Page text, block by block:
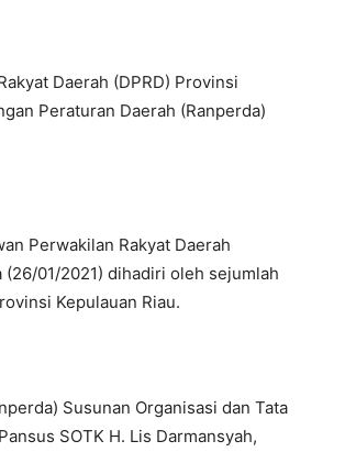
Daerah (DPRD) Provinsi
Peraturan Daerah (Ranperda)
Perwakilan Rakyat Daerah
(26/01/2021) dihadiri oleh sejumlah
Kepulauan Riau.
Susunan Organisasi dan Tata
SOTK H. Lis Darmansyah,